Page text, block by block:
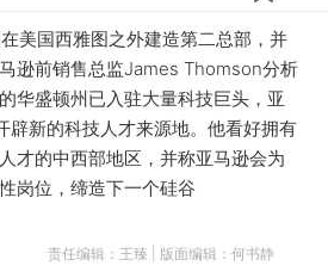
美国西雅图之外建造第二总部，并
逊前销售总监James Thomson分析
华盛顿州已入驻大量科技巨头，亚
辟新的科技人才来源地。他看好拥有
才的中西部地区，并称亚马逊会为
岗位，缔造下一个硅谷
责任编辑：王臻 | 版面编辑：何书静